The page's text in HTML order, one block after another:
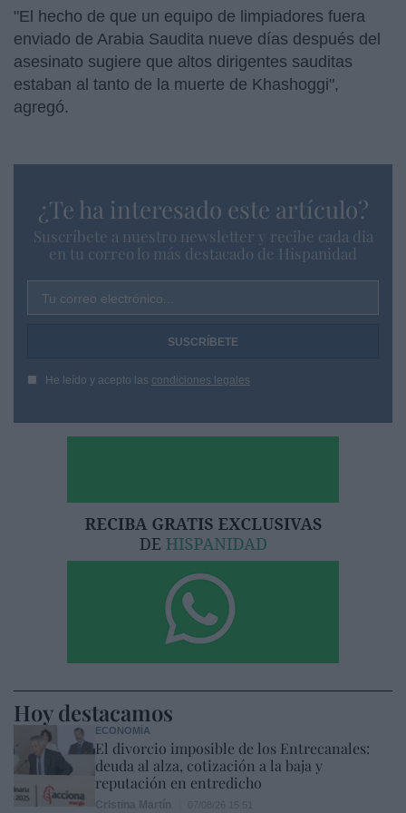
"El hecho de que un equipo de limpiadores fuera
enviado de Arabia Saudita nueve días después del
asesinato sugiere que altos dirigentes sauditas
estaban al tanto de la muerte de Khashoggi",
agregó.
¿Te ha interesado este artículo?
Suscríbete a nuestro newsletter y recibe cada dia
en tu correo lo más destacado de Hispanidad
Tu correo electrónico...
He leído y acepto las condiciones legales
Hoy destacamos
ECONOMÍA
El divorcio imposible de los Entrecanales:
deuda al alza, cotización a la baja y
reputación en entredicho